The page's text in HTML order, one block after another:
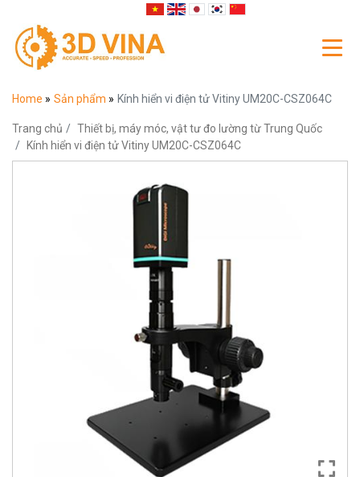
Home » Sản phẩm » Kính hiển vi điện tử Vitiny UM20C-CSZ064C
Trang chủ
Thiết bị, máy móc, vật tư đo lường từ Trung Quốc
Kính hiển vi điện tử Vitiny UM20C-CSZ064C